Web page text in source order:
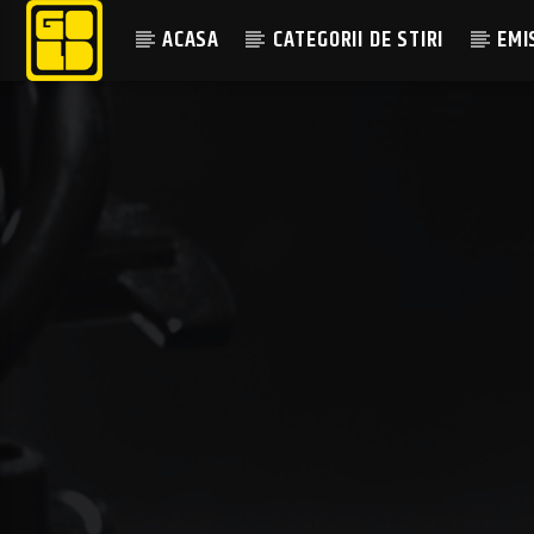
ACASA CATEGORII DE STIRI